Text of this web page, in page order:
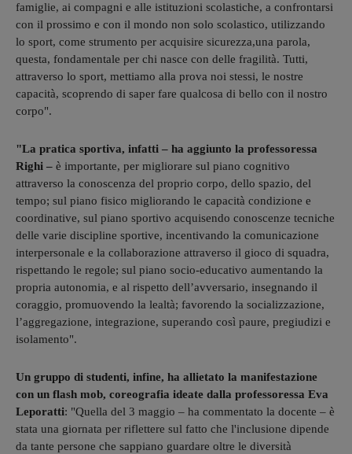
famiglie, ai compagni e alle istituzioni scolastiche, a confrontarsi
con il prossimo e con il mondo non solo scolastico, utilizzando
lo sport, come strumento per acquisire sicurezza,una parola,
questa, fondamentale per chi nasce con delle fragilità. Tutti,
attraverso lo sport, mettiamo alla prova noi stessi, le nostre
capacità, scoprendo di saper fare qualcosa di bello con il nostro
corpo".
"La pratica sportiva, infatti – ha aggiunto la professoressa
Righi – è importante, per migliorare sul piano cognitivo
attraverso la conoscenza del proprio corpo, dello spazio, del
tempo; sul piano fisico migliorando le capacità condizione e
coordinative, sul piano sportivo acquisendo conoscenze tecniche
delle varie discipline sportive, incentivando la comunicazione
interpersonale e la collaborazione attraverso il gioco di squadra,
rispettando le regole; sul piano socio-educativo aumentando la
propria autonomia, e al rispetto dell’avversario, insegnando il
coraggio, promuovendo la lealtà; favorendo la socializzazione,
l’aggregazione, integrazione, superando così paure, pregiudizi e
isolamento".
Un gruppo di studenti, infine, ha allietato la manifestazione
con un flash mob, coreografia ideate dalla professoressa Eva
Leporatti: "Quella del 3 maggio – ha commentato la docente – è
stata una giornata per riflettere sul fatto che l'inclusione dipende
da tante persone che sappiano guardare oltre le diversità